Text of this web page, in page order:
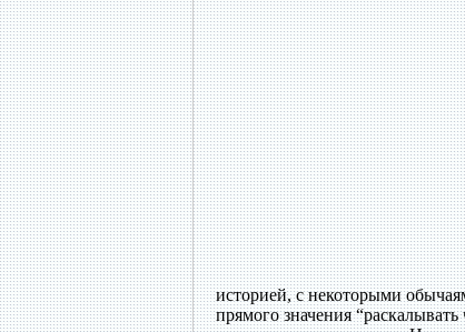
историей, с некоторыми
прямого значения